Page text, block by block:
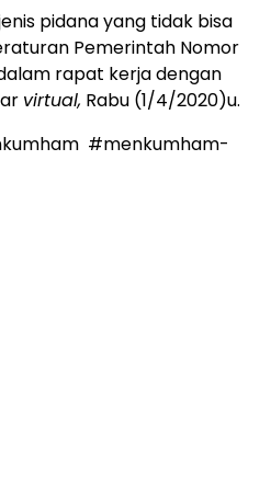
pidana yang tidak bisa
Pemerintah Nomor
rapat kerja dengan
virtual, Rabu (1/4/2020)u.
#menkumham-